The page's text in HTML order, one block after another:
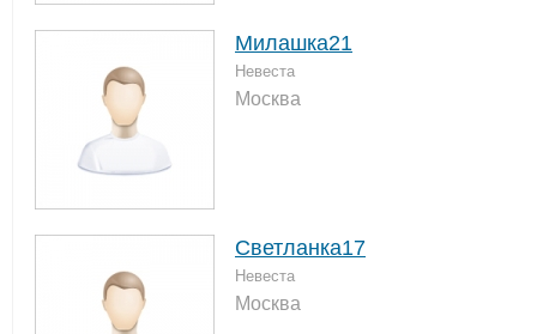
Милашка21
Невеста
Москва
Светланка17
Невеста
Москва